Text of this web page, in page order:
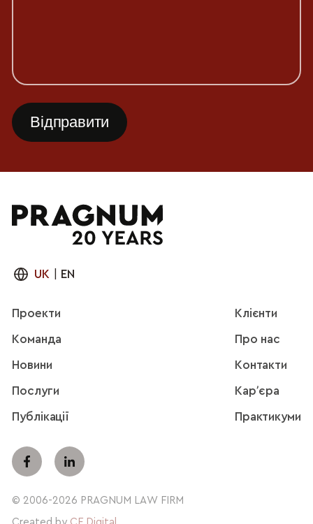
UK EN
Проекти Клієнти
Команда Про нас
Новини Контакти
Послуги Карʼєра
Публікації Практикуми
© 2006-2026 PRAGNUM LAW FIRM